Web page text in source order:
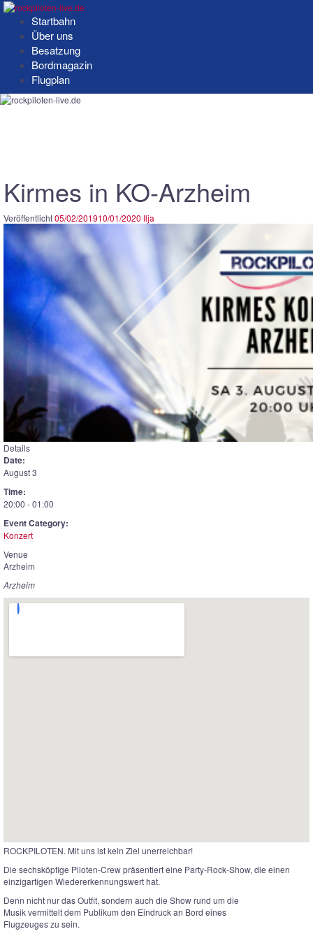
Springe
Startbahn
Über uns
Besatzung
Bordmagazin
Flugplan
Kirmes in KO-Arzheim
Veröffentlicht05/02/201910/01/2020 Ilja
Details
Date:
August 3
Time:
20:00 - 01:00
Event Category:
Konzert
Venue
Arzheim
Arzheim
ROCKPILOTEN. Mit uns ist kein Ziel unerreichbar!
Die sechsköpfige Piloten-Crew präsentiert eine Party-Rock-Show, die einen
einzigartigen Wiedererkennungswert hat.
Denn nicht nur das Outfit, sondern auch die Show rund um die
Musik vermittelt dem Publikum den Eindruck an Bord eines
Flugzeuges zu sein.